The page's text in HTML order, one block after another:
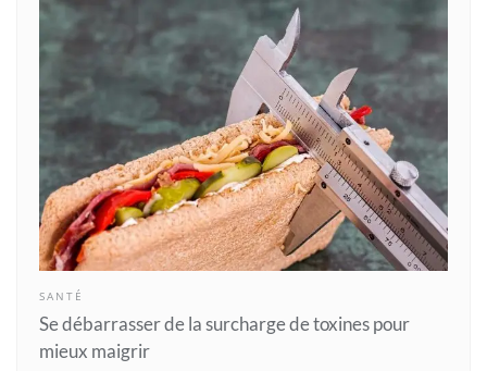
SANTÉ
Se débarrasser de la surcharge de toxines pour
mieux maigrir